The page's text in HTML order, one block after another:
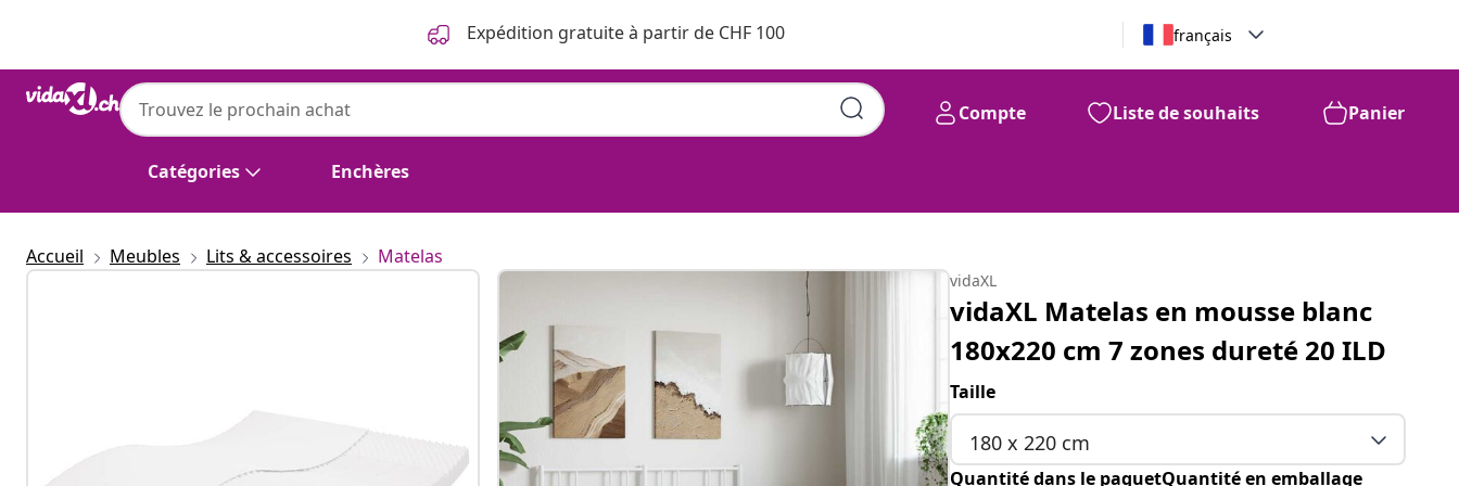
Expédition gratuite à partir de CHF 100 français
Catégories Enchères
Compte Liste de souhaits Panier
Accueil Meubles Lits & accessoires Matelas
vidaXL
vidaXL Matelas en mousse blanc
180x220 cm 7 zones dureté 20 ILD
Taille
180 x 220 cm
Quantité dans le paquetQuantité en emballage